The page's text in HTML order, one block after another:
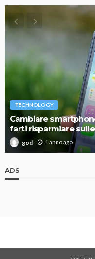
TECHNOLOGY
Cambiare
farti risparmiare
god 1 anno ago
ADS